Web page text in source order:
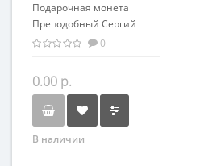
Подарочная монета
Преподобный Сергий
Радонежский серебро
0
0.00 р.
В наличии